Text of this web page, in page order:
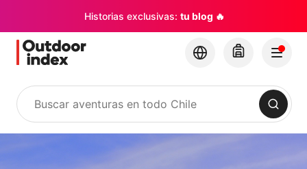
Historias exclusivas: tu blog 🔥
Buscar